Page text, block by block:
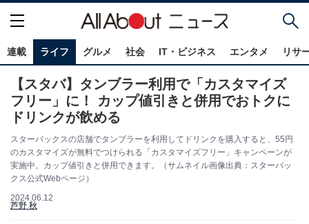
連載 ライフ グルメ 社会 IT・ビジネス エンタメ リサ
【スタバ】タンブラー利用で「カスタマイズ
フリー」に！ カップ値引きと併用でおトクに
ドリンクが飲める
スターバックスの店舗でタンブラーを利用してドリンクを購入すると、55円
のカスタマイズが無料でつけられる「カスタマイズフリー」キャンペーンが
実施中。カップ値引きと併用できます。（サムネイル画像出典：スターバッ
クス公式Webページ）
2024.06.12
芦野 秋